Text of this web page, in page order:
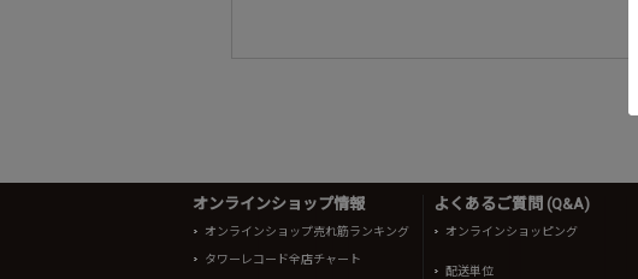
オンラインショップ情報
オンラインショップ売れ筋ランキング
タワーレコード全店チャート
よくあるご質問 (Q&A)
オンラインショッピング
配送単位